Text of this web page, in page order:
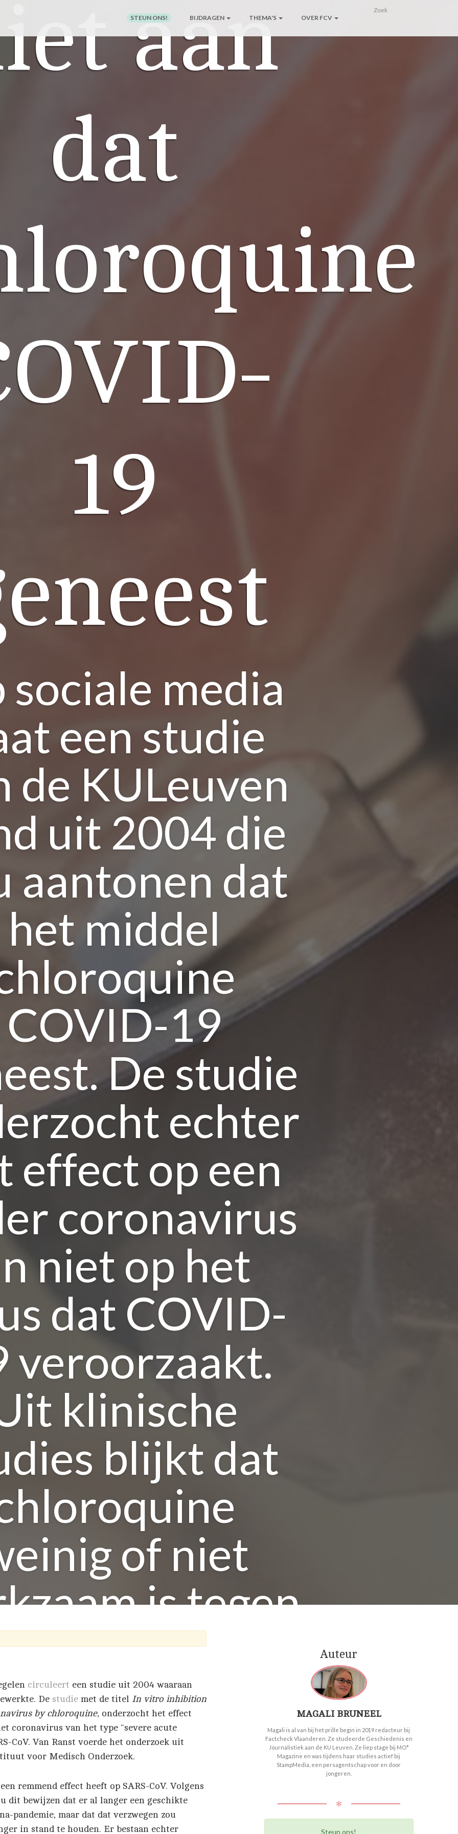
STEUN ONS! BIJDRAGEN THEMA'S OVER FCV
aan
dat
19
sociale media
een studie
de KULeuven
uit 2004 die
aantonen dat
het middel
COVID-19
De studie
echter
effect op een
coronavirus
niet op het
dat COVID-
veroorzaakt.
klinische
blijkt dat
of niet
is tegen
COVID-19.
2020
circuleert een studie uit 2004 waaraan
De studie met de titel In vitro inhibition
by chloroquine, onderzocht het effect
coronavirus van het type “severe acute
CoV. Van Ranst voerde het onderzoek uit
voor Medisch Onderzoek.
remmend effect heeft op SARS-CoV. Volgens
dit bewijzen dat er al langer een geschikte
pandemie, maar dat dat verzwegen zou
in stand te houden. Er bestaan echter
Auteur
MAGALI BRUNEEL
Magali is al van bij het prille begin in 2019 redacteur bij
Factcheck Vlaanderen. Ze studeerde Geschiedenis en
Journalistiek aan de KU Leuven. Ze liep stage bij MO*
Magazine en was tijdens haar studies actief bij
StampMedia, een persagentschap voor en door
jongeren.
✻
Steun ons!